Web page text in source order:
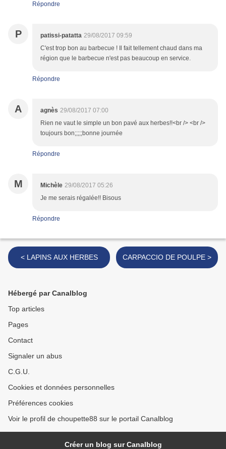
Répondre
P patissi-patatta 29/08/2017 09:59
C'est trop bon au barbecue ! Il fait tellement chaud dans ma
région que le barbecue n'est pas beaucoup en service.
Répondre
A agnès 29/08/2017 07:00
Rien ne vaut le simple un bon pavé aux herbes!!<br /> <br />
toujours bon;;;;;bonne journée
Répondre
M Michèle 29/08/2017 05:26
Je me serais régalée!! Bisous
Répondre
< LAPINS AUX HERBES CARPACCIO DE POULPE >
Hébergé par Canalblog
Top articles
Pages
Contact
Signaler un abus
C.G.U.
Cookies et données personnelles
Préférences cookies
Voir le profil de choupette88 sur le portail Canalblog
Créer un blog sur Canalblog